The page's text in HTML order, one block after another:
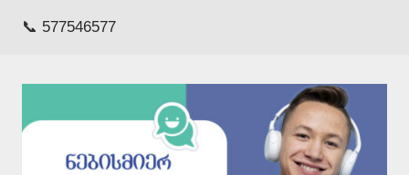
📞 577546577